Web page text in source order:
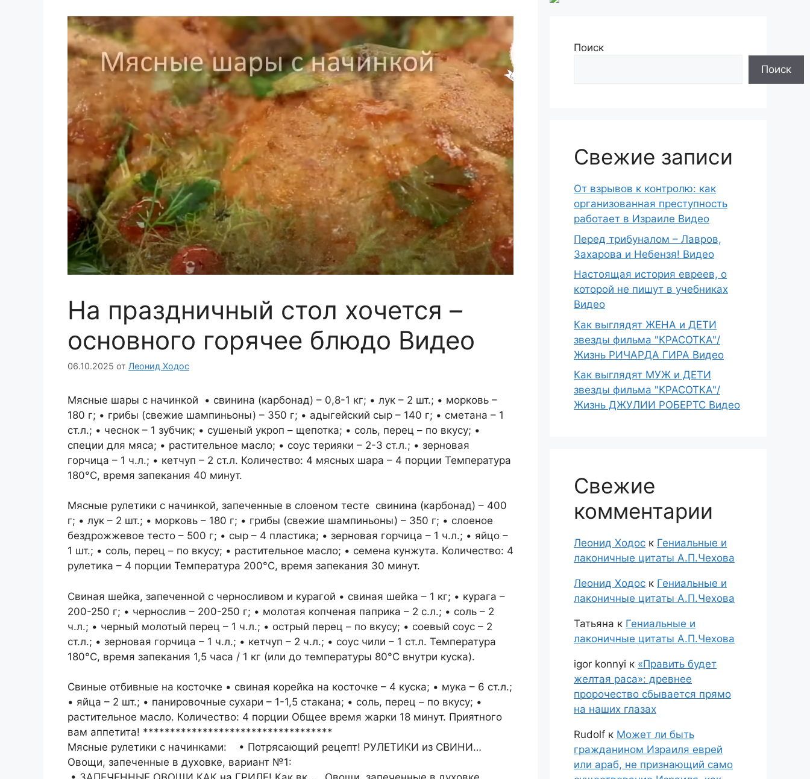
На праздничный стол хочется –
основного горячее блюдо Видео
06.10.2025 от Леонид Ходос
Мясные шары с начинкой • свинина (карбонад) – 0,8-1 кг; • лук – 2 шт.; • морковь –
180 г; • грибы (свежие шампиньоны) – 350 г; • адыгейский сыр – 140 г; • сметана – 1
ст.л.; • чеснок – 1 зубчик; • сушеный укроп – щепотка; • соль, перец – по вкусу; •
специи для мяса; • растительное масло; • соус терияки – 2-3 ст.л.; • зерновая
горчица – 1 ч.л.; • кетчуп – 2 ст.л. Количество: 4 мясных шара – 4 порции Температура
180°С, время запекания 40 минут.
Мясные рулетики с начинкой, запеченные в слоеном тесте свинина (карбонад) – 400
г; • лук – 2 шт.; • морковь – 180 г; • грибы (свежие шампиньоны) – 350 г; • слоеное
бездрожжевое тесто – 500 г; • сыр – 4 пластика; • зерновая горчица – 1 ч.л.; • яйцо –
1 шт.; • соль, перец – по вкусу; • растительное масло; • семена кунжута. Количество: 4
рулетика – 4 порции Температура 200°С, время запекания 30 минут.
Свиная шейка, запеченной с черносливом и курагой • свиная шейка – 1 кг; • курага –
200-250 г; • чернослив – 200-250 г; • молотая копченая паприка – 2 с.л.; • соль – 2
ч.л.; • черный молотый перец – 1 ч.л.; • острый перец – по вкусу; • соевый соус – 2
ст.л.; • зерновая горчица – 1 ч.л.; • кетчуп – 2 ч.л.; • соус чили – 1 ст.л. Температура
180°С, время запекания 1,5 часа / 1 кг (или до температуры 80°С внутри куска).
Свиные отбивные на косточке • свиная корейка на косточке – 4 куска; • мука – 6 ст.л.;
• яйца – 2 шт.; • панировочные сухари – 1-1,5 стакана; • соль, перец – по вкусу; •
растительное масло. Количество: 4 порции Общее время жарки 18 минут. Приятного
вам аппетита! ***********************************
Мясные рулетики с начинками:
• Потрясающий рецепт! РУЛЕТИКИ из СВИНИ…
Овощи, запеченные в духовке, вариант №1:
Поиск
Поиск
Свежие записи
От взрывов к контролю: как
организованная преступность
работает в Израиле Видео
Перед трибуналом – Лавров,
Захарова и Небензя! Видео
Настоящая история евреев, о
которой не пишут в учебниках
Видео
Как выглядят ЖЕНА и ДЕТИ
звезды фильма "КРАСОТКА"/
Жизнь РИЧАРДА ГИРА Видео
Как выглядят МУЖ и ДЕТИ
звезды фильма "КРАСОТКА"/
Жизнь ДЖУЛИИ РОБЕРТС Видео
Свежие
комментарии
Леонид Ходос к Гениальные и
лаконичные цитаты А.П.Чехова
Леонид Ходос к Гениальные и
лаконичные цитаты А.П.Чехова
Татьяна к Гениальные и
лаконичные цитаты А.П.Чехова
igor konnyi к «Править будет
желтая раса»: древнее
пророчество сбывается прямо
на наших глазах
Rudolf к Может ли быть
гражданином Израиля еврей
или араб, не признающий само